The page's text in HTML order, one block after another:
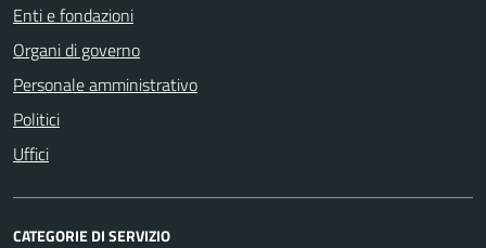
Enti e fondazioni
Organi di governo
Personale amministrativo
Politici
Uffici
CATEGORIE DI SERVIZIO